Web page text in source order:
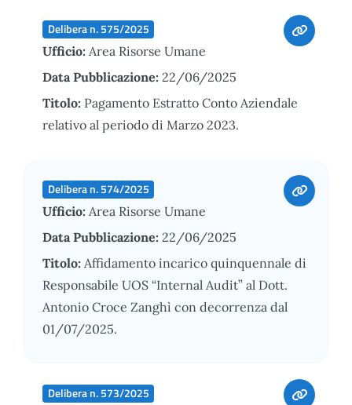
Delibera n. 575/2025
Ufficio: Area Risorse Umane
Data Pubblicazione: 22/06/2025
Titolo: Pagamento Estratto Conto Aziendale
relativo al periodo di Marzo 2023.
Delibera n. 574/2025
Ufficio: Area Risorse Umane
Data Pubblicazione: 22/06/2025
Titolo: Affidamento incarico quinquennale di
Responsabile UOS “Internal Audit” al Dott.
Antonio Croce Zanghì con decorrenza dal
01/07/2025.
Delibera n. 573/2025